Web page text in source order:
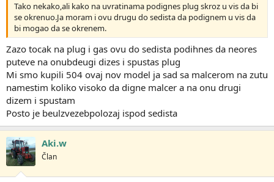
Tako nekako,ali kako na uvratinama podignes plug skroz u vis da bi
se okrenuo.Ja moram i ovu drugu do sedista da podignem u vis da
bi mogao da se okrenem.
Zazo tocak na plug i gas ovu do sedista podihnes da neores
puteve na onubdeugi dizes i spustas plug
Mi smo kupili 504 ovaj nov model ja sad sa malcerom na zutu
namestim koliko visoko da digne malcer a na onu drugi
dizem i spustam
Posto je beulzvezebpolozaj ispod sedista
Aki.w
Član